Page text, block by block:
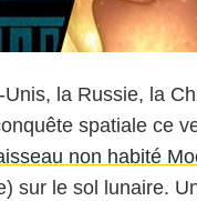
la Russie, la
spatiale ce
non habité
sur le sol lunaire.